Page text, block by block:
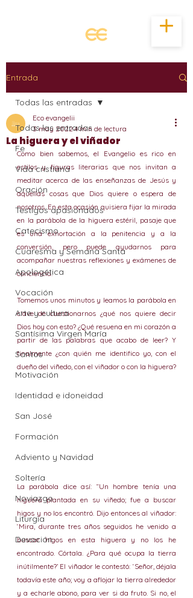
Entrada
Todas las entradas
Fe
Vida cristiana
Oración
Testigos apasionados
Catecismo
Cuaresma y Semana Santa
Apologética
Vocación
Arte y cultura
Santísima Virgen María
Santos
Motivación
Identidad e idoneidad
San José
Formación
Adviento y Navidad
Soltería
Noviazgo
Liturgia
Devoción
Todas las entradas
La higuera y el viñador
Eco evangelii
3 may 20224 min de lectura
Como bien sabemos, el Evangelio es rico en
estilos y figuras literarias que nos invitan a
meditar acerca de las enseñanzas de Jesús y
aquellas cosas que Dios quiere o espera de
nosotros. En esta ocasión quisiera fijar la mirada
en la parábola de la higuera estéril, pasaje que
es una exhortación a la penitencia y a la
conversión, pero puede ayudarnos para
acompañar nuestras reflexiones y exámenes de
conciencia.
Tomemos unos minutos y leamos la parábola en
clave de cuestionarnos ¿qué nos quiere decir
Dios hoy con esto? ¿Qué resuena en mi corazón a
partir de las palabras que acabo de leer? Y
finalmente ¿con quién me identifico yo, con el
dueño del viñedo, con el viñador o con la higuera?
La parábola dice así: “Un hombre tenía una
higuera plantada en su viñedo; fue a buscar
higos y no los encontró. Dijo entonces al viñador:
‘Mira, durante tres años seguidos he venido a
buscar higos en esta higuera y no los he
encontrado. Córtala. ¿Para qué ocupa la tierra
inútilmente?’ El viñador le contestó: ‘Señor, déjala
todavía este año; voy a aflojar la tierra alrededor
y a echarle abono, para ver si da fruto. Si no, el